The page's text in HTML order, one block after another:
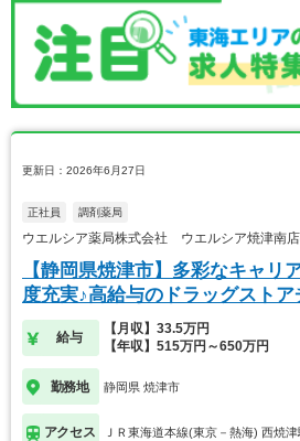
更新日：2026年6月27日
正社員 調剤薬局
ウエルシア薬局株式会社 ウエルシア焼津南
【静岡県焼津市】多彩なキャリ
度充実♪高給与のドラッグスト
給与
【月収】33.5万円
【年収】515万円～650万円
勤務地 静岡県 焼津市
アクセス ＪＲ東海道本線(東京－熱海) 西焼津